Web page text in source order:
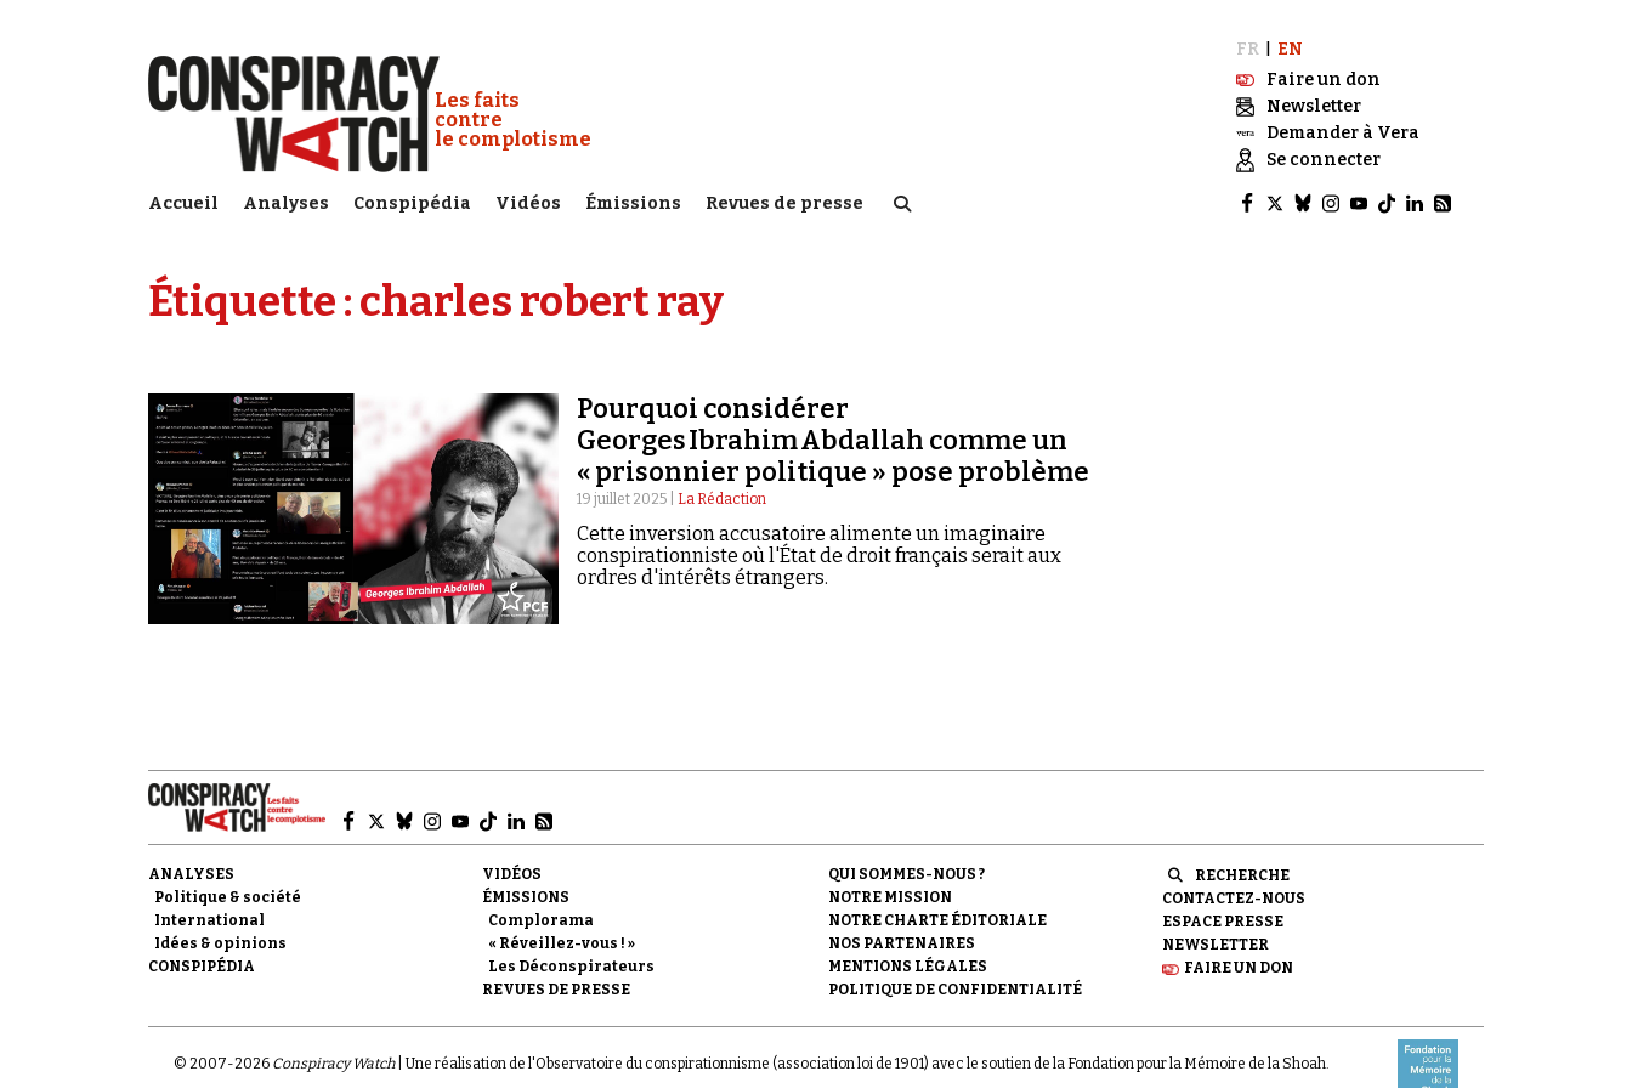
Conspiracy Watch :
Les faits
contre
le complotisme
Accueil Analyses Conspipédia Vidéos Émissions Revues de presse
FR
EN
Faire un don
Newsletter
Demander à Vera
Se connecter
Étiquette :charles robert ray
Pourquoi considérer
Georges Ibrahim Abdallah comme un
« prisonnier politique » pose problème
19 juillet 2025 | La Rédaction
Cette inversion accusatoire alimente un imaginaire
conspirationniste où l'État de droit français serait aux
ordres d'intérêts étrangers.
ANALYSES
Politique & société
International
Idées & opinions
CONSPIPÉDIA
VIDÉOS
ÉMISSIONS
Complorama
« Réveillez-vous ! »
Les Déconspirateurs
REVUES DE PRESSE
QUI SOMMES-NOUS ?
NOTRE MISSION
NOTRE CHARTE ÉDITORIALE
NOS PARTENAIRES
MENTIONS LÉGALES
POLITIQUE DE CONFIDENTIALITÉ
RECHERCHE
CONTACTEZ-NOUS
ESPACE PRESSE
NEWSLETTER
FAIRE UN DON
© 2007-2026 Conspiracy Watch| Une réalisation de l'Observatoire du conspirationnisme (association loi de 1901) avec le soutien de la Fondation pour la Mémoire de la Shoah.